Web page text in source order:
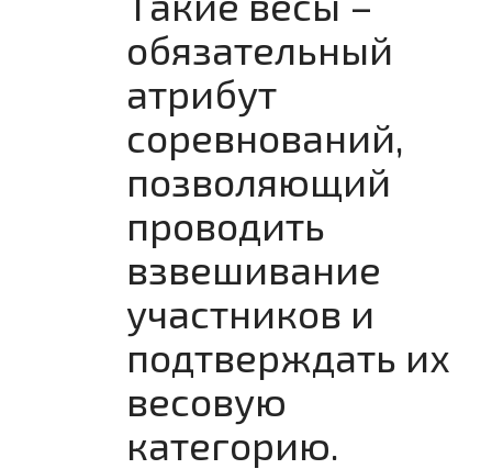
обязательный
атрибут
соревнований,
позволяющий
проводить
взвешивание
участников и
подтверждать их
весовую
категорию.